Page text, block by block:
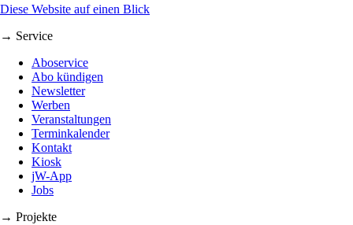
Diese Website auf einen Blick
→ Service
Aboservice
Abo kündigen
Newsletter
Werben
Veranstaltungen
Terminkalender
Kontakt
Kiosk
jW-App
Jobs
→ Projekte